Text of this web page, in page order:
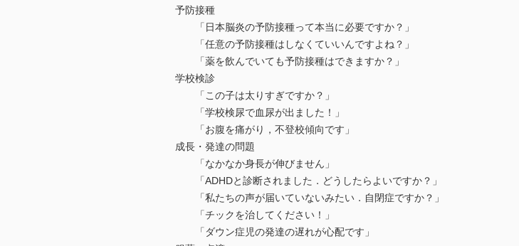
予防接種
「日本脳炎の予防接種って本当に必要ですか？」
「任意の予防接種はしなくていいんですよね？」
「薬を飲んでいても予防接種はできますか？」
学校検診
「この子は太りすぎですか？」
「学校検尿で血尿が出ました！」
「お腹を痛がり，不登校傾向です」
成長・発達の問題
「なかなか身長が伸びません」
「ADHDと診断されました．どうしたらよいですか？」
「私たちの声が届いていないみたい．自閉症ですか？」
「チックを治してください！」
「ダウン症児の発達の遅れが心配です」